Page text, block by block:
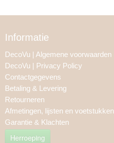
Informatie
DecoVu | Algemene voorwaarden
DecoVu | Privacy Policy
Contactgegevens
Betaling & Levering
Retourneren
Afmetingen, lijsten en voetstukken
Garantie & Klachten
Herroeping